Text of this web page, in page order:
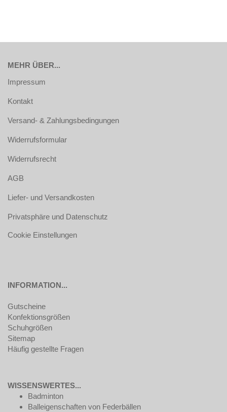
MEHR ÜBER...
Impressum
Kontakt
Versand- & Zahlungsbedingungen
Widerrufsformular
Widerrufsrecht
AGB
Liefer- und Versandkosten
Privatsphäre und Datenschutz
Cookie Einstellungen
INFORMATION...
Gutscheine
Konfektionsgrößen
Schuhgrößen
Sitemap
Häufig gestellte Fragen
WISSENSWERTES...
Badminton
Balleigenschaften von Federbällen